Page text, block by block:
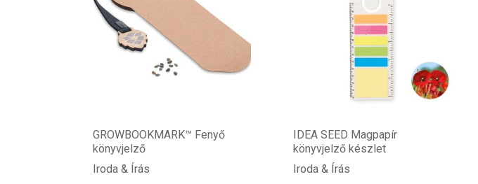
GROWBOOKMARK™ Fenyő
könyvjelző
Iroda & Írás
IDEA SEED Magpapír
könyvjelző készlet
Iroda & Írás